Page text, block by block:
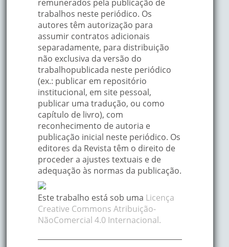
remunerados pela publicação de
trabalhos neste periódico. Os
autores têm autorização para
assumir contratos adicionais
separadamente, para distribuição
não exclusiva da versão do
trabalhopublicada neste periódico
(ex.: publicar em repositório
institucional, em site pessoal,
publicar uma tradução, ou como
capítulo de livro), com
reconhecimento de autoria e
publicação inicial neste periódico. Os
editores da Revista têm o direito de
proceder a ajustes textuais e de
adequação às normas da publicação.
Este trabalho está sob uma Licença
Creative Commons Atribuição-
NãoComercial 4.0 Internacional.